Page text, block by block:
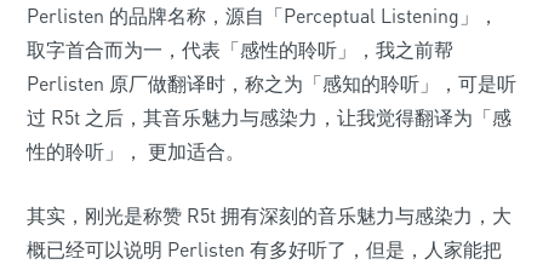
Perlisten 的品牌名称，源自「Perceptual Listening」，
取字首合而为一，代表「感性的聆听」，我之前帮
Perlisten 原厂做翻译时，称之为「感知的聆听」，可是听
过 R5t 之后，其音乐魅力与感染力，让我觉得翻译为「感
性的聆听」， 更加适合。
其实，刚光是称赞 R5t 拥有深刻的音乐魅力与感染力，大
概已经可以说明 Perlisten 有多好听了，但是，人家能把